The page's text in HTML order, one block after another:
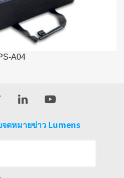
A04
จดหมายข่าว Lumens